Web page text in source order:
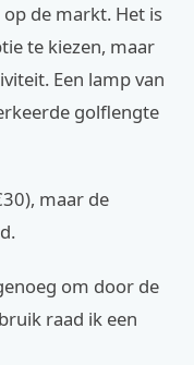
de markt. Het is
te kiezen, maar
Een lamp van
golflengte
maar de
om door de
raad ik een